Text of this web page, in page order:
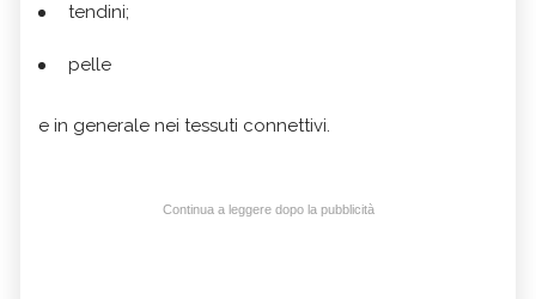
tendini;
pelle
e in generale nei tessuti connettivi.
Continua a leggere dopo la pubblicità